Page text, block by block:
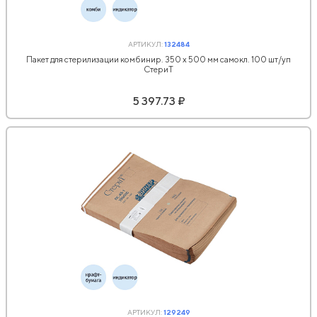
АРТИКУЛ:132484
Пакет для стерилизации комбинир. 350 x 500 мм самокл. 100 шт/уп
СтериТ
5 397.73 ₽
АРТИКУЛ:129249